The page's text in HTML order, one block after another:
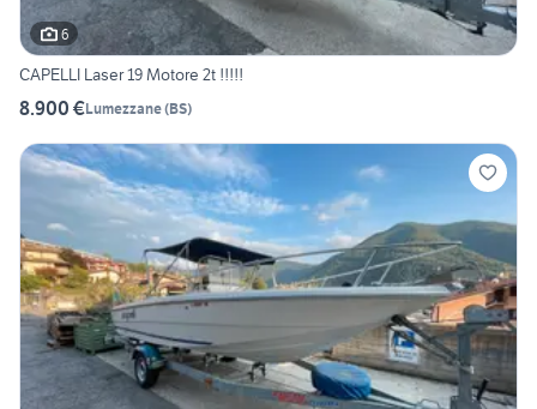
6
CAPELLI Laser 19 Motore 2t !!!!!
8.900 €Lumezzane(BS)